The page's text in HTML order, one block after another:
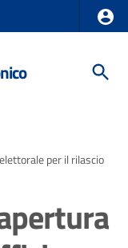
per il rilascio